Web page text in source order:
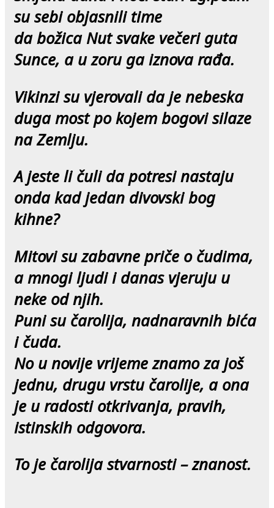
su sebi objasnili time
da božica Nut svake večeri guta
Sunce, a u zoru ga iznova rađa.
Vikinzi su vjerovali da je nebeska
duga most po kojem bogovi silaze
na Zemlju.
A jeste li čuli da potresi nastaju
onda kad jedan divovski bog
kihne?
Mitovi su zabavne priče o čudima,
a mnogi ljudi i danas vjeruju u
neke od njih.
Puni su čarolija, nadnaravnih bića
i čuda.
No u novije vrijeme znamo za još
jednu, drugu vrstu čarolije, a ona
je u radosti otkrivanja, pravih,
istinskih odgovora.
To je čarolija stvarnosti – znanost.